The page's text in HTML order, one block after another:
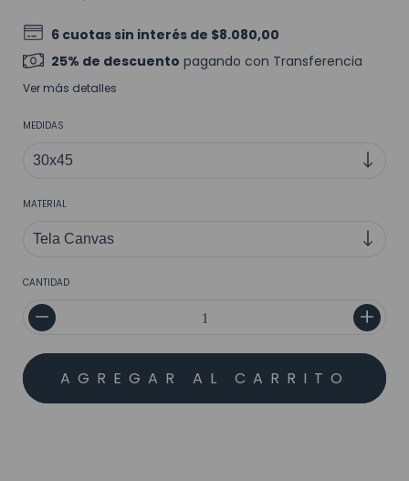
6 cuotas sin interés de $8.080,00
25% de descuento pagando con Transferencia
Ver más detalles
MEDIDAS
MATERIAL
CANTIDAD